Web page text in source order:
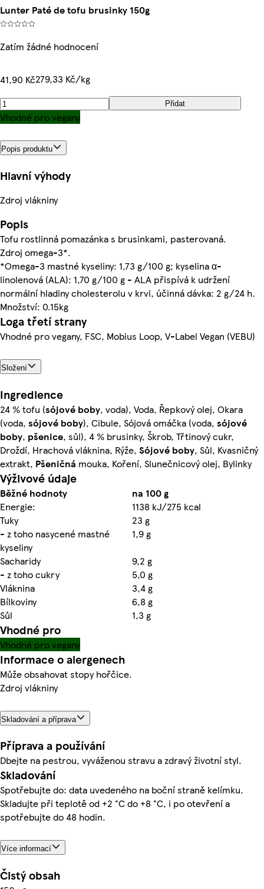
Lunter Paté de tofu brusinky 150g
Zatím žádné hodnocení
41,90 Kč279,33 Kč/kg
Přidat
Vhodné pro vegany
Popis produktu
Hlavní výhody
Zdroj vlákniny
Popis
Tofu rostlinná pomazánka s brusinkami, pasterovaná.
Zdroj omega-3*.
*Omega-3 mastné kyseliny: 1,73 g/100 g; kyselina α-
linolenová (ALA): 1,70 g/100 g - ALA přispívá k udržení
normální hladiny cholesterolu v krvi, účinná dávka: 2 g/24 h.
Množství: 0.15kg
Loga třetí strany
Vhodné pro vegany, FSC, Mobius Loop, V-Label Vegan (VEBU)
Složení
Ingredience
24 % tofu (sójové boby, voda), Voda, Řepkový olej, Okara
(voda, sójové boby), Cibule, Sójová omáčka (voda, sójové
boby, pšenice, sůl), 4 % brusinky, Škrob, Třtinový cukr,
Droždí, Hrachová vláknina, Rýže, Sójové boby, Sůl, Kvasničný
extrakt, Pšeničná mouka, Koření, Slunečnicový olej, Bylinky
Výživové údaje
Běžné hodnoty
na 100 g
Energie:
1138 kJ/275 kcal
Tuky
23 g
- z toho nasycené mastné
kyseliny
1,9 g
Sacharidy
9,2 g
- z toho cukry
5,0 g
Vláknina
3,4 g
Bílkoviny
6,8 g
Sůl
1,3 g
Vhodné pro
Vhodné pro vegany
Informace o alergenech
Může obsahovat stopy hořčice.
Zdroj vlákniny
Skladování a příprava
Příprava a používání
Dbejte na pestrou, vyváženou stravu a zdravý životní styl.
Skladování
Spotřebujte do: data uvedeného na boční straně kelímku.
Skladujte při teplotě od +2 °C do +8 °C, i po otevření a
spotřebujte do 48 hodin.
Více informací
Čistý obsah